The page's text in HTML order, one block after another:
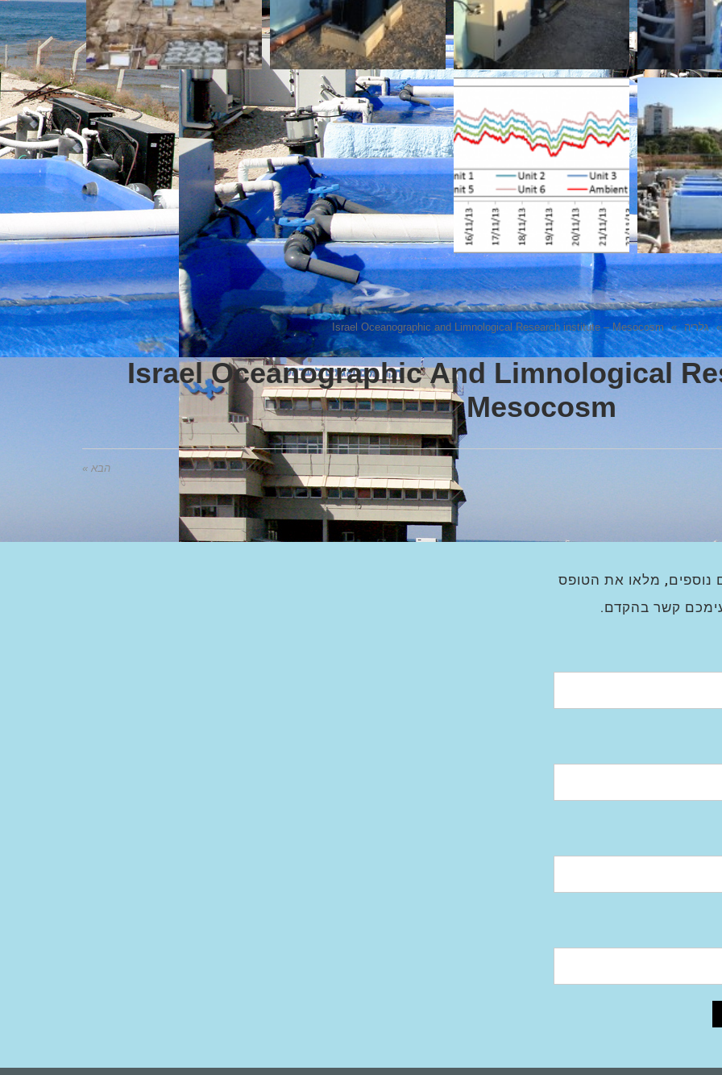
» גלריה »
Israel Oceanographic and Limnological Research institute – Mesocosm
Israel Oceanographic And Limnological
Mesocosm
הבא »
נוספים, מלאו את הטופס
עימכם קשר בהקדם.